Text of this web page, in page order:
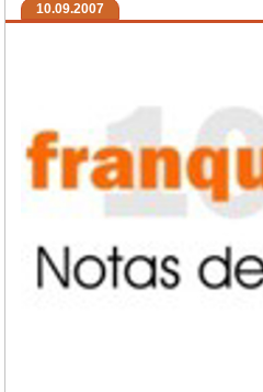
10.09.2007